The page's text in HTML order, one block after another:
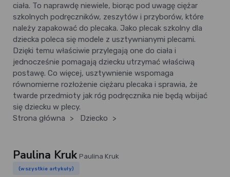
ciała. To naprawdę niewiele, biorąc pod uwagę ciężar
szkolnych podręczników, zeszytów i przyborów, które
należy zapakować do plecaka. Jako plecak szkolny dla
dziecka poleca się modele z usztywnianymi plecami.
Dzięki temu właściwie przylegają one do ciała i
jednocześnie pomagają dziecku utrzymać właściwą
postawę. Co więcej, usztywnienie wspomaga
równomierne rozłożenie ciężaru plecaka i sprawia, że
twarde przedmioty jak róg podręcznika nie będą wbijać
się dziecku w plecy.
Strona główna
> Dziecko >
Paulina Kruk Paulina Kruk
(wszystkie artykuły)